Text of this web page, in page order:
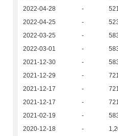
2022-04-28
-
2022-04-25
-
2022-03-25
-
2022-03-01
-
2021-12-30
-
2021-12-29
-
2021-12-17
-
2021-12-17
-
2021-02-19
-
2020-12-18
-